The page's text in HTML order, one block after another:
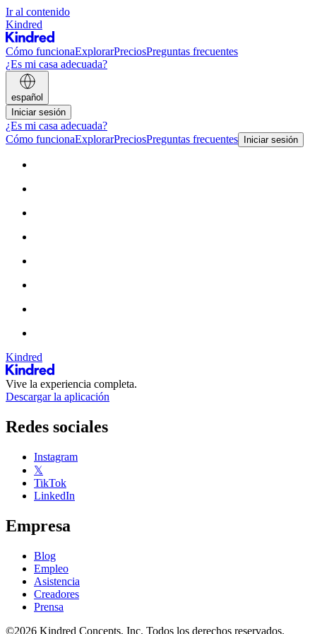
Ir al contenido
Kindred
Cómo funcionaExplorarPreciosPreguntas frecuentes
¿Es mi casa adecuada?
español
Iniciar sesión
¿Es mi casa adecuada?
Cómo funcionaExplorarPreciosPreguntas frecuentes Iniciar sesión
Kindred
Vive la experiencia completa.
Descargar la aplicación
Redes sociales
Instagram
𝕏
TikTok
LinkedIn
Empresa
Blog
Empleo
Asistencia
Creadores
Prensa
©2026 Kindred Concepts, Inc. Todos los derechos reservados.